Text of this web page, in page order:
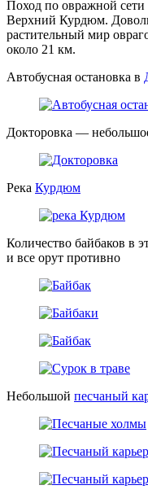
Поход по овражной сети
Верхний Курдюм.
растительный мир
около 21 км.
Автобусная остановка в
Докторовка —
Река Курдюм
Количество байбаков в
и все орут противно
Небольшой песчаный